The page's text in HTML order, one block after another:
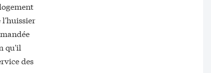
l'huissier
qu'il
des